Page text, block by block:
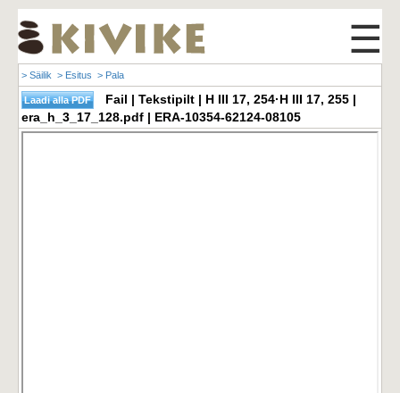
☰
> Säilik > Esitus > Pala
Fail | Tekstipilt | H III 17, 254·H III 17, 255 |
era_h_3_17_128.pdf | ERA-10354-62124-08105